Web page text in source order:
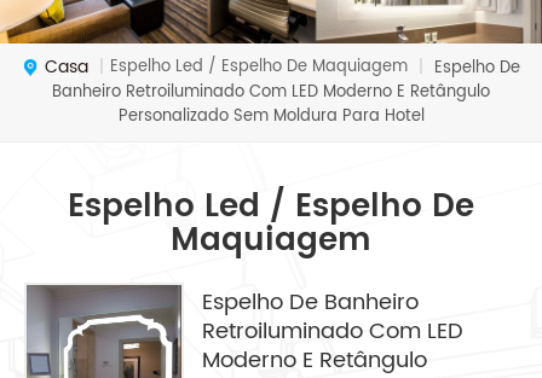
Casa | Espelho Led / Espelho De Maquiagem | Espelho De
Banheiro Retroiluminado Com LED Moderno E Retângulo
Personalizado Sem Moldura Para Hotel
Espelho Led / Espelho De
Maquiagem
Espelho De Banheiro
Retroiluminado Com LED
Moderno E Retângulo